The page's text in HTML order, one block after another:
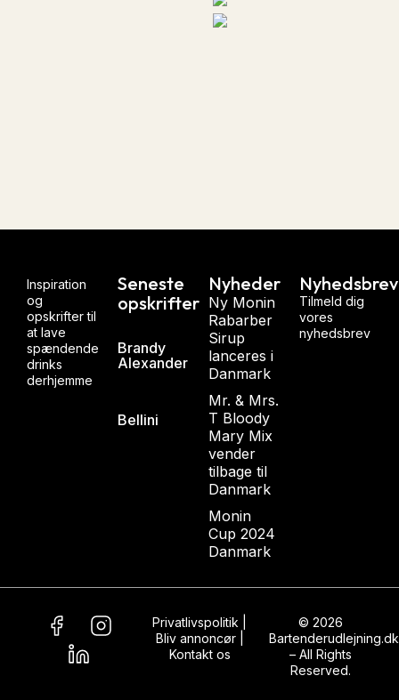
Inspiration
og
opskrifter til
at lave
spændende
drinks
derhjemme
Seneste
opskrifter
Brandy
Alexander
Bellini
Nyheder
Ny Monin
Rabarber
Sirup
lanceres i
Danmark
Mr. & Mrs.
T Bloody
Mary Mix
vender
tilbage til
Danmark
Monin
Cup 2024
Danmark
Nyhedsbrev
Tilmeld dig
vores
nyhedsbrev
© 2026
Bartenderudlejning.dk
– All Rights
Reserved.
Privatlivspolitik
Bliv annoncør|
Kontakt os